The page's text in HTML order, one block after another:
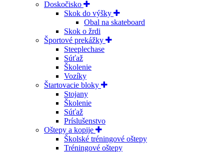
Doskočisko
Skok do výšky
Obal na skateboard
Skok o žrdi
Športové prekážky
Steeplechase
Súťaž
Školenie
Vozíky
Štartovacie bloky
Stojany
Školenie
Súťaž
Príslušenstvo
Oštepy a kopije
Školské tréningové oštepy
Tréningové oštepy